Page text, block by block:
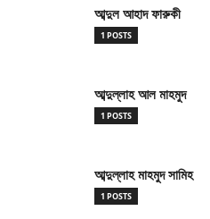
আব্দুল আহাদ ফারুকী
1 POSTS
আব্দুল্লাহ আল মাহমুদ
1 POSTS
আব্দুল্লাহ মাহমুদ সামিহ
1 POSTS